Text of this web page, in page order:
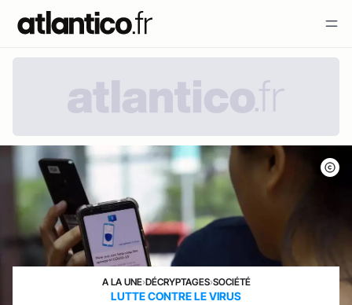
A LA UNE›DÉCRYPTAGES›SOCIÉTÉ
LUTTE CONTRE LE VIRUS